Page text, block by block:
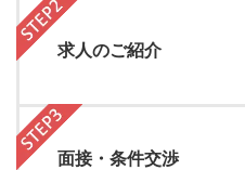
求人のご紹介
面接・条件交渉